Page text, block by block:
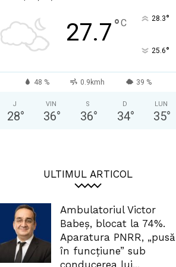
27.7°C 28.3°
25.6°
48 % 0.9kmh 39 %
J
28°
VIN
36°
S
36°
D
34°
LUN
35°
ULTIMUL ARTICOL
Ambulatoriul Victor
Babeș, blocat la 74%.
Aparatura PNRR, „pusă
în funcțiune” sub
conducerea lui...